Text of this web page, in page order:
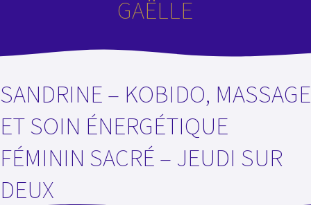
GAËLLE
SANDRINE – KOBIDO, MASSAGE
ET SOIN ÉNERGÉTIQUE
FÉMININ SACRÉ – JEUDI SUR
DEUX